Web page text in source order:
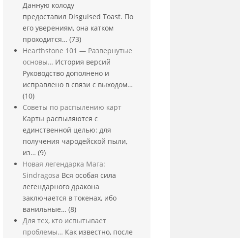
Данную колоду
предоставил Disguised Toast. По
его уверениям, она катком
проходится… (73)
Hearthstone 101 — Развернутые
основы… История версий
Руководство дополнено и
исправлено в связи с выходом…
(10)
Советы по распылению карт
Карты распыляются с
единственной целью: для
получения чародейской пыли,
из… (9)
Новая легендарка Мага:
Sindragosa Вся особая сила
легендарного дракона
заключается в токенах, ибо
ванильные… (8)
Для тех, кто испытывает
проблемы… Как известно, после